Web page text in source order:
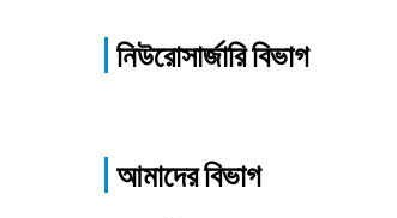
নিউরোসার্জারি বিভাগ
আমাদের বিভাগ